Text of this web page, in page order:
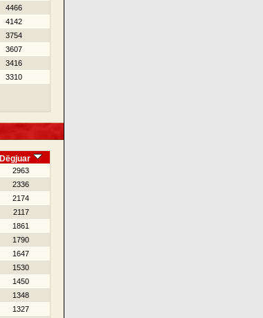
4466
4142
3754
3607
3416
3310
Dëgjuar
2963
2336
2174
2117
1861
1790
1647
1530
1450
1348
1327